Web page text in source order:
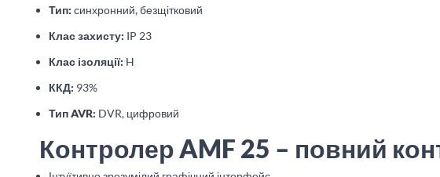
Тип: синхронний, безщітковий
Клас захисту: IP 23
Клас ізоляції: H
ККД: 93%
Тип AVR: DVR, цифровий
Контролер AMF 25 – повний